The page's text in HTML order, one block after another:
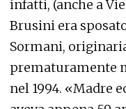
infatti, (anche a
Brusini era
Sormani,
prematuramente
nel 1994. «Madre